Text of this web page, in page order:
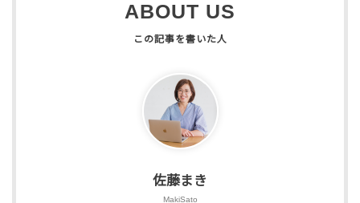
ABOUT US
佐藤まき
MakiSato